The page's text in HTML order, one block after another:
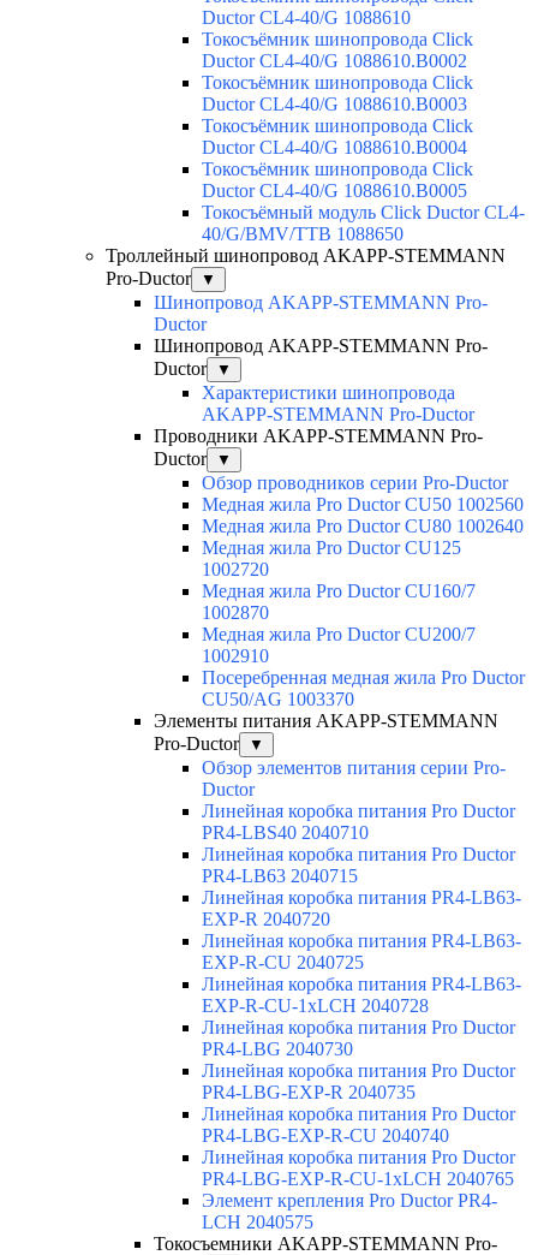
Ductor CL4-40/G 1088610
Токосъёмник шинопровода Click
Ductor CL4-40/G 1088610.B0002
Токосъёмник шинопровода Click
Ductor CL4-40/G 1088610.B0003
Токосъёмник шинопровода Click
Ductor CL4-40/G 1088610.B0004
Токосъёмник шинопровода Click
Ductor CL4-40/G 1088610.B0005
Токосъёмный модуль Click Ductor CL4-
40/G/BMV/TTB 1088650
Троллейный шинопровод AKAPP-STEMMANN
Pro-Ductor
▼
Шинопровод AKAPP-STEMMANN Pro-
Ductor
Шинопровод AKAPP-STEMMANN Pro-
Ductor
▼
Характеристики шинопровода
AKAPP-STEMMANN Pro-Ductor
Проводники AKAPP-STEMMANN Pro-
Ductor
▼
Обзор проводников серии Pro-Ductor
Медная жила Pro Ductor CU50 1002560
Медная жила Pro Ductor CU80 1002640
Медная жила Pro Ductor CU125
1002720
Медная жила Pro Ductor CU160/7
1002870
Медная жила Pro Ductor CU200/7
1002910
Посеребренная медная жила Pro Ductor
CU50/AG 1003370
Элементы питания AKAPP-STEMMANN
Pro-Ductor
▼
Обзор элементов питания серии Pro-
Ductor
Линейная коробка питания Pro Ductor
PR4-LBS40 2040710
Линейная коробка питания Pro Ductor
PR4-LB63 2040715
Линейная коробка питания PR4-LB63-
EXP-R 2040720
Линейная коробка питания PR4-LB63-
EXP-R-CU 2040725
Линейная коробка питания PR4-LB63-
EXP-R-CU-1xLCH 2040728
Линейная коробка питания Pro Ductor
PR4-LBG 2040730
Линейная коробка питания Pro Ductor
PR4-LBG-EXP-R 2040735
Линейная коробка питания Pro Ductor
PR4-LBG-EXP-R-CU 2040740
Линейная коробка питания Pro Ductor
PR4-LBG-EXP-R-CU-1xLCH 2040765
Элемент крепления Pro Ductor PR4-
LCH 2040575
Токосъемники AKAPP-STEMMANN Pro-